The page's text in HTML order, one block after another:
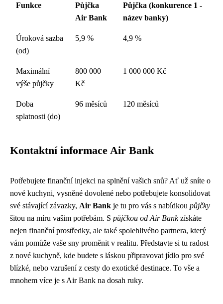
Funkce
Půjčka
Air Bank
Půjčka (konkurence 1 -
název banky)
Úroková sazba
(od)
5,9 % 4,9 %
Maximální
výše půjčky
800 000
Kč
1 000 000 Kč
Doba
splatnosti (do)
96 měsíců 120 měsíců
Kontaktní informace Air Bank
Potřebujete finanční injekci na splnění vašich snů? Ať už sníte o
nové kuchyni, vysněné dovolené nebo potřebujete konsolidovat
své stávající závazky, Air Bank je tu pro vás s nabídkou půjčky
šitou na míru vašim potřebám. S půjčkou od Air Bankzískáte
nejen finanční prostředky, ale také spolehlivého partnera, který
vám pomůže vaše sny proměnit v realitu. Představte si tu radost
z nové kuchyně, kde budete s láskou připravovat jídlo pro své
blízké, nebo vzrušení z cesty do exotické destinace. To vše a
mnohem více je s Air Bank na dosah ruky.